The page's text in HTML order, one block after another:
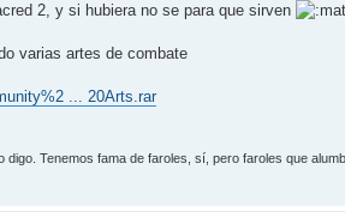
2, y si hubiera no se para que sirven
varias artes de combate
... 20Arts.rar
digo. Tenemos fama de faroles, sí­, pero faroles que